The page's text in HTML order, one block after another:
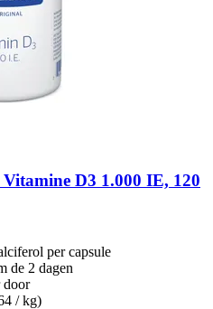
Vitamine D3 1.000 IE, 120
per capsule
de 2 dagen
door
/ kg)